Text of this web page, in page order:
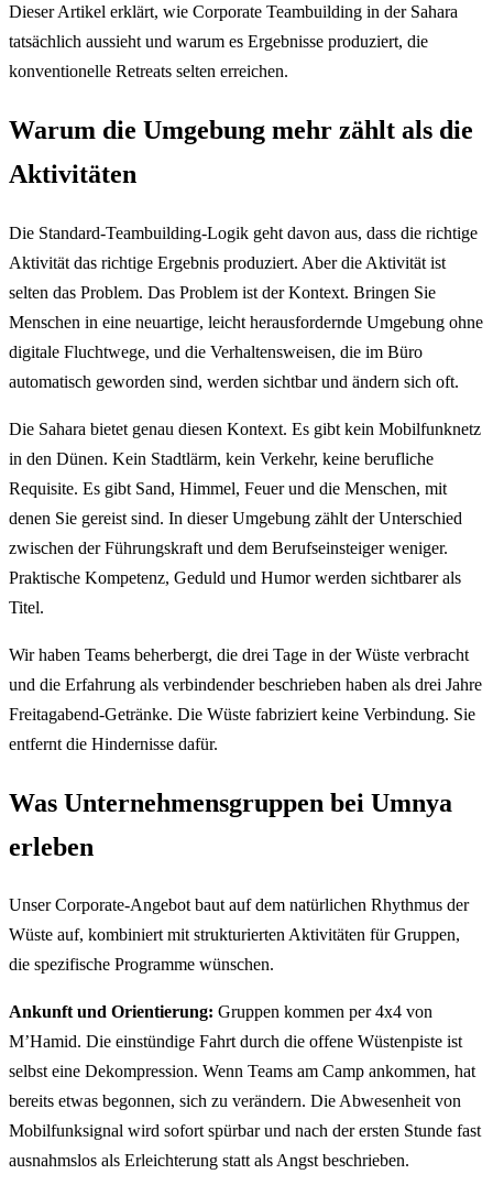
Dieser Artikel erklärt, wie Corporate Teambuilding in der Sahara
tatsächlich aussieht und warum es Ergebnisse produziert, die
konventionelle Retreats selten erreichen.
Warum die Umgebung mehr zählt als die
Aktivitäten
Die Standard-Teambuilding-Logik geht davon aus, dass die richtige
Aktivität das richtige Ergebnis produziert. Aber die Aktivität ist
selten das Problem. Das Problem ist der Kontext. Bringen Sie
Menschen in eine neuartige, leicht herausfordernde Umgebung ohne
digitale Fluchtwege, und die Verhaltensweisen, die im Büro
automatisch geworden sind, werden sichtbar und ändern sich oft.
Die Sahara bietet genau diesen Kontext. Es gibt kein Mobilfunknetz
in den Dünen. Kein Stadtlärm, kein Verkehr, keine berufliche
Requisite. Es gibt Sand, Himmel, Feuer und die Menschen, mit
denen Sie gereist sind. In dieser Umgebung zählt der Unterschied
zwischen der Führungskraft und dem Berufseinsteiger weniger.
Praktische Kompetenz, Geduld und Humor werden sichtbarer als
Titel.
Wir haben Teams beherbergt, die drei Tage in der Wüste verbracht
und die Erfahrung als verbindender beschrieben haben als drei Jahre
Freitagabend-Getränke. Die Wüste fabriziert keine Verbindung. Sie
entfernt die Hindernisse dafür.
Was Unternehmensgruppen bei Umnya
erleben
Unser Corporate-Angebot baut auf dem natürlichen Rhythmus der
Wüste auf, kombiniert mit strukturierten Aktivitäten für Gruppen,
die spezifische Programme wünschen.
Ankunft und Orientierung: Gruppen kommen per 4x4 von
M’Hamid. Die einstündige Fahrt durch die offene Wüstenpiste ist
selbst eine Dekompression. Wenn Teams am Camp ankommen, hat
bereits etwas begonnen, sich zu verändern. Die Abwesenheit von
Mobilfunksignal wird sofort spürbar und nach der ersten Stunde fast
ausnahmslos als Erleichterung statt als Angst beschrieben.